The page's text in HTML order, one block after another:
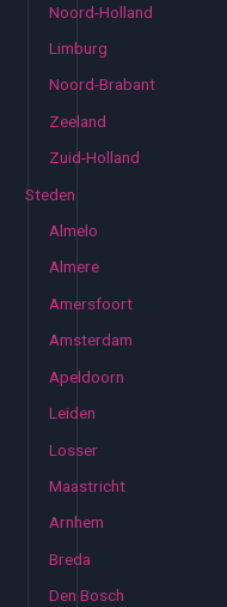
Noord-Holland
Limburg
Noord-Brabant
Zeeland
Zuid-Holland
Steden
Almelo
Almere
Amersfoort
Amsterdam
Apeldoorn
Leiden
Losser
Maastricht
Arnhem
Breda
Den Bosch